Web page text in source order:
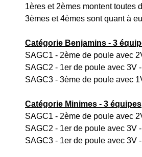
1ères et 2èmes montent toutes
3èmes et 4èmes sont quant à
Catégorie Benjamins - 3
SAGC1 - 2ème de poule avec
SAGC2 - 1er de poule avec 3V
SAGC3 - 3ème de poule avec
Catégorie Minimes - 3 équipes
SAGC1 - 2ème de poule avec
SAGC2 - 1er de poule avec 3V
SAGC3 - 1er de poule avec 3V